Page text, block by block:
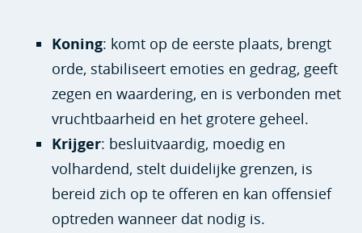
Koning: komt op de eerste plaats, brengt
orde, stabiliseert emoties en gedrag, geeft
zegen en waardering, en is verbonden met
vruchtbaarheid en het grotere geheel.
Krijger: besluitvaardig, moedig en
volhardend, stelt duidelijke grenzen, is
bereid zich op te offeren en kan offensief
optreden wanneer dat nodig is.